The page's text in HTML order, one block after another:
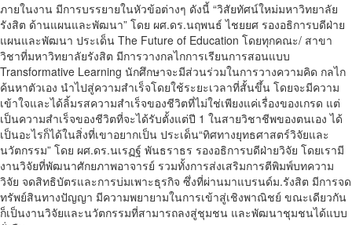
ภายในงาน มีการบรรยายในหัวข้อต่างๆ ดังนี้ “วิสัยทัศน์ใหม่มหาวิทยาลัย
รังสิต ด้านแผนและพัฒนา” โดย ผศ.ดร.นฤพนธ์ ไชยยศ รองอธิการบดีฝ่าย
แผนและพัฒนา ประเด็น The Future of Education โดยทุกคณะ/ สาขา
วิชาที่มหาวิทยาลัยรังสิต มีการวางกลไกการเรียนการสอนแบบ
Transformative Learning นักศึกษาจะมีส่วนร่วมในการวางความคิด กลไก
ค้นหาตัวเอง นำไปสู่ความสำเร็จโดยใช้ระยะเวลาที่สั้นขึ้น โดยจะมีความ
เข้าใจและได้ลิ้มรสความสำเร็จของชีวิตที่ไม่ใช่เพียงแค่เรื่องของเกรด แต่
เป็นความสำเร็จของชีวิตที่จะได้รับตั้งแต่ปี 1 ในสายวิชาชีพของตนเอง ได้
เป็นอะไรก็ได้ในสิ่งที่เขาอยากเป็น ประเด็น“ทิศทางยุทธศาสตร์วิจัยและ
นวัตกรรม” โดย ผศ.ดร.นเรฏฐ์ พันธราธร รองอธิการบดีฝ่ายวิจัย โดยเรามี
งานวิจัยที่พัฒนาศักยภาพอาจารย์ รวมทั้งการส่งเสริมการตีพิมพ์บทความ
วิจัย จดสิทธิบัตรและการบ่มเพาะธุรกิจ ซึ่งที่ผ่านมาแบรนด์ม.รังสิต มีการจด
ทรัพย์สินทางปัญญา มีความพยายามในการเข้าสู่เชิงพาณิชย์ ขณะเดียวกัน
ก็เป็นงานวิจัยและนวัตกรรมที่สามารถลงสู่ชุมชน และพัฒนาชุมชนได้แบบ